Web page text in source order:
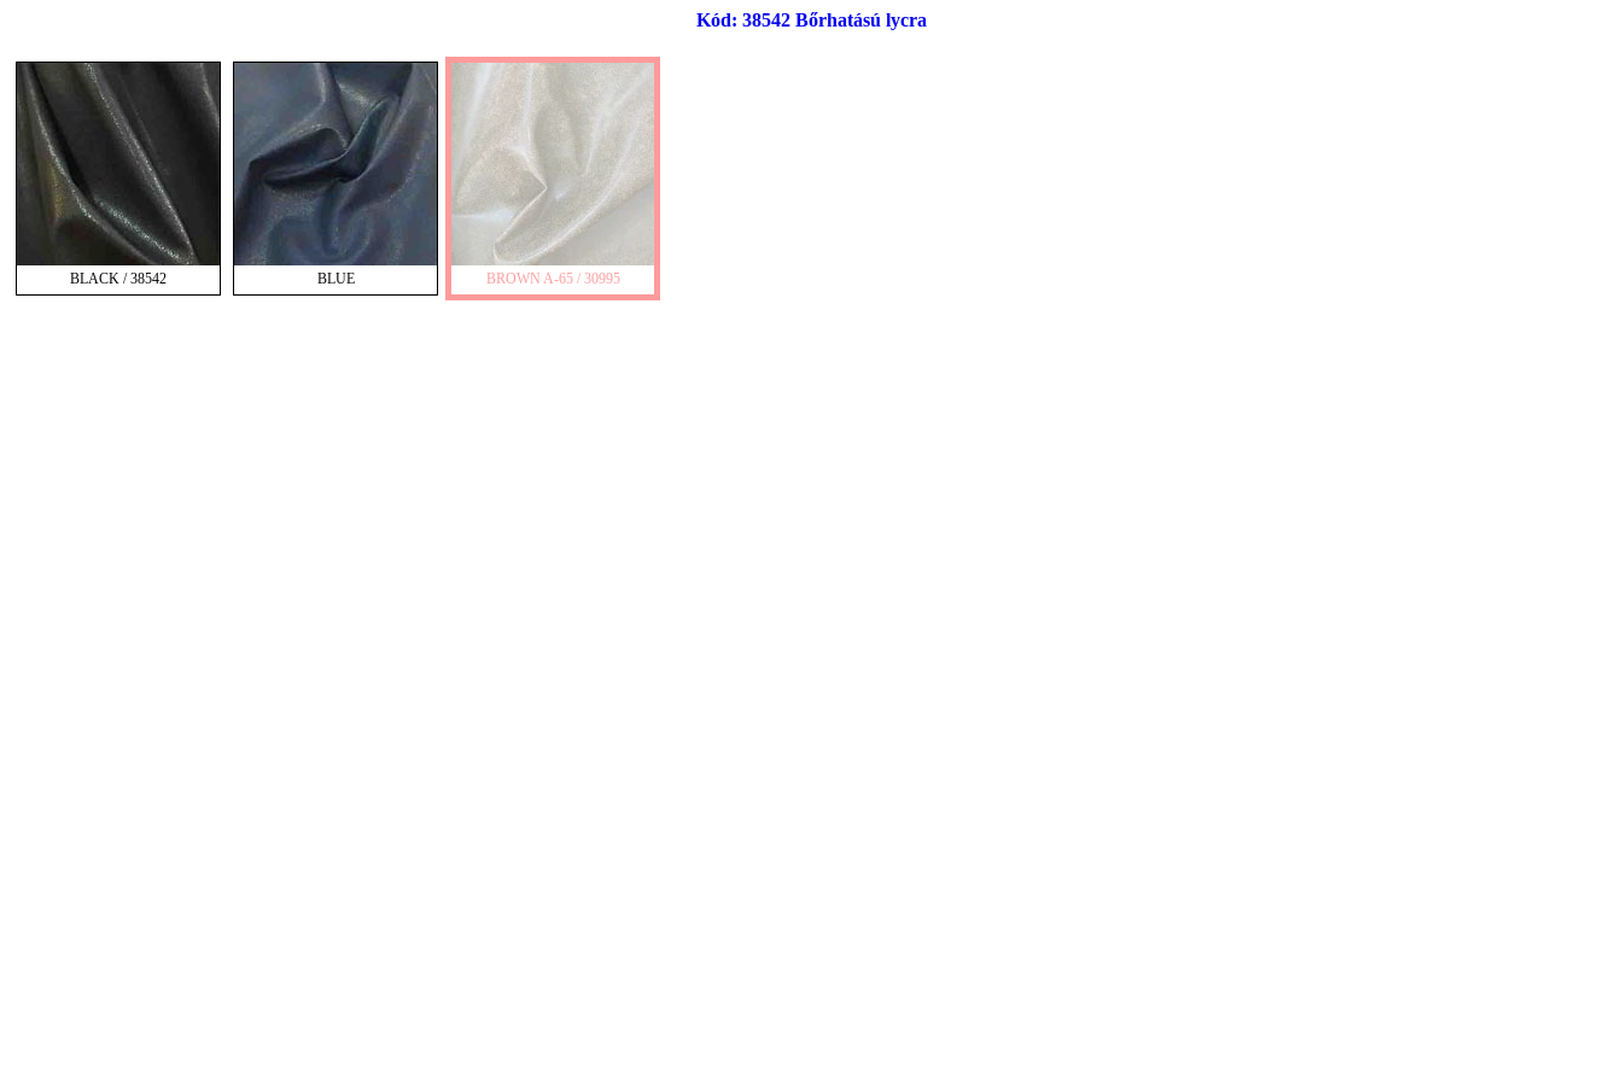
Kód: 38542 Bőrhatású lycra
BLACK / 38542 BLUE BROWN A-65 / 30995